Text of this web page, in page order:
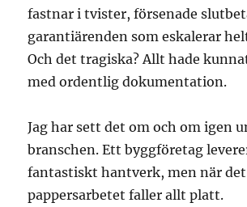
fastnar i tvister, försenade
garantiärenden som eskalerar
Och det tragiska? Allt hade
med ordentlig dokumentation.
Jag har sett det om och om igen
branschen. Ett byggföretag
fantastiskt hantverk, men när
pappersarbetet faller allt platt.